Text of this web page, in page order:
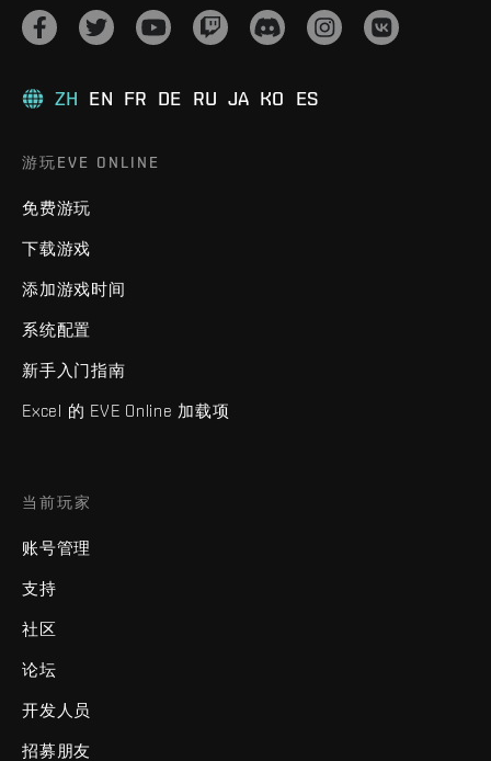
ZH EN FR DE RU JA KO ES
游玩EVE ONLINE
免费游玩
下载游戏
添加游戏时间
系统配置
新手入门指南
Excel 的 EVE Online 加载项
当前玩家
账号管理
支持
社区
论坛
开发人员
招募朋友